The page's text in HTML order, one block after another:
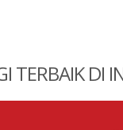
TERBAIK DI